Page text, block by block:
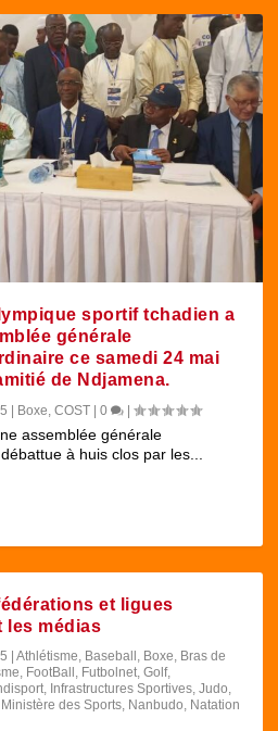
sportif tchadien a
générale
ce samedi 24 mai
de Ndjamena.
| Boxe ,COST |0 |
assemblée générale
à huis clos par les...
et ligues
les médias
|Athlétisme Baseball Boxe Bras de
FootBall Futbolnet ,Golf,
Infrastructures Sportives ,Judo
Ministère des Sports Nanbudo Natation